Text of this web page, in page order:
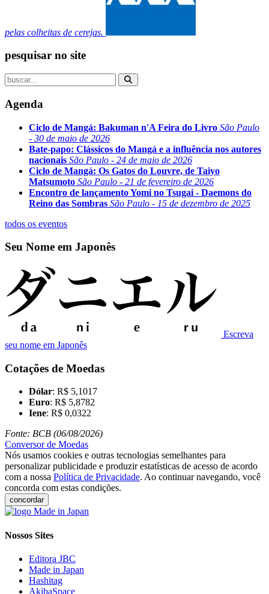
pelas colheitas de cerejas.
pesquisar no site
Agenda
Ciclo de Mangá: Bakuman n'A Feira do Livro São Paulo
- 30 de maio de 2026
Bate-papo: Clássicos do Mangá e a influência nos autores
nacionais São Paulo - 24 de maio de 2026
Ciclo de Mangá: Os Gatos do Louvre, de Taiyo
Matsumoto São Paulo - 21 de fevereiro de 2026
Encontro de lançamento Yomi no Tsugai - Daemons do
Reino das Sombras São Paulo - 15 de dezembro de 2025
todos os eventos
Seu Nome em Japonês
Escreva
seu nome em Japonês
Cotações de Moedas
Dólar: R$ 5,1017
Euro: R$ 5,8782
Iene: R$ 0,0322
Fonte: BCB (06/08/2026)
Conversor de Moedas
Nós usamos cookies e outras tecnologias semelhantes para
personalizar publicidade e produzir estatísticas de acesso de acordo
com a nossa Política de Privacidade. Ao continuar navegando, você
concorda com estas condições.
concordar
Nossos Sites
Editora JBC
Made in Japan
Hashitag
AkibaSpace